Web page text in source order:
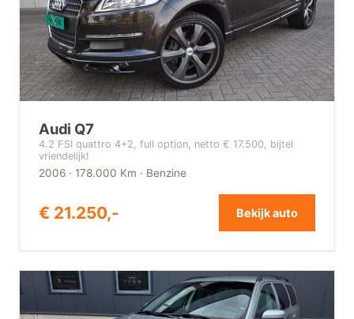
Audi Q7
4.2 FSI quattro 4+2, full option, netto € 17.500, bijtel
vriendelijk!
2006 · 178.000 Km · Benzine
€ 21.250,- Bekijk auto